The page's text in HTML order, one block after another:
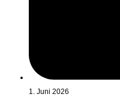
1. Juni 2026